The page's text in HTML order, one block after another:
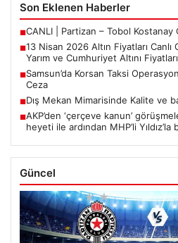
Son Eklenen Haberler
■CANLI | Partizan – Tobol Kostanay
■13 Nisan 2026 Altın Fiyatları
Yarım ve Cumhuriyet Altını Fiyatları
■Samsun’da Korsan Taksi
Ceza
■Dış Mekan Mimarisinde Kalite ve
■AKP’den ‘çerçeve kanun’
heyeti ile ardından MHP’li
Güncel